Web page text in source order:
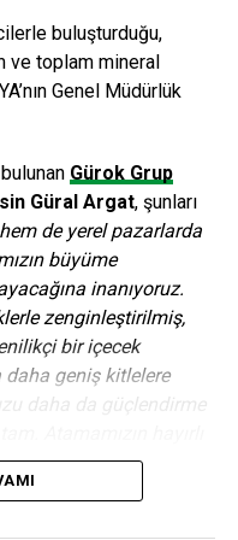
etkinliğine
vurdu!
TTNET’in
kapılarını açtı
buluşturduğu,
ve toplam mineral
Genel Müdürlük
Gürok Grup
Güral Argat, şunları
de yerel pazarlarda
büyüme
inanıyoruz.
zenginleştirilmiş,
bir içecek
geniş kitlelere
daha da güçlendirme